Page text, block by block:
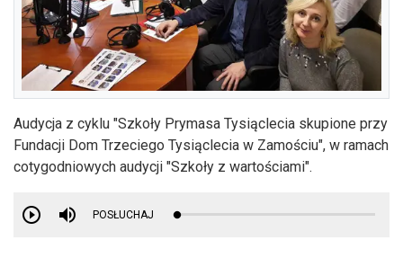
Audycja z cyklu "Szkoły Prymasa Tysiąclecia skupione przy
Fundacji Dom Trzeciego Tysiąclecia w Zamościu", w ramach
cotygodniowych audycji "Szkoły z wartościami".
POSŁUCHAJ